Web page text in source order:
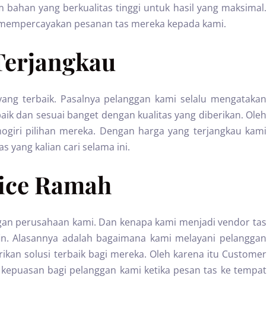
bahan yang berkualitas tinggi untuk hasil yang maksimal.
pesanan tas mereka kepada kami.
terbaik. Pasalnya pelanggan kami selalu mengatakan
dan sesuai banget dengan kualitas yang diberikan. Oleh
pilihan mereka. Dengan harga yang terjangkau kami
yang kalian cari selama ini.
Ramah
perusahaan kami. Dan kenapa kami menjadi vendor tas
Alasannya adalah bagaimana kami melayani pelanggan
solusi terbaik bagi mereka. Oleh karena itu Customer
bagi pelanggan kami ketika pesan tas ke tempat